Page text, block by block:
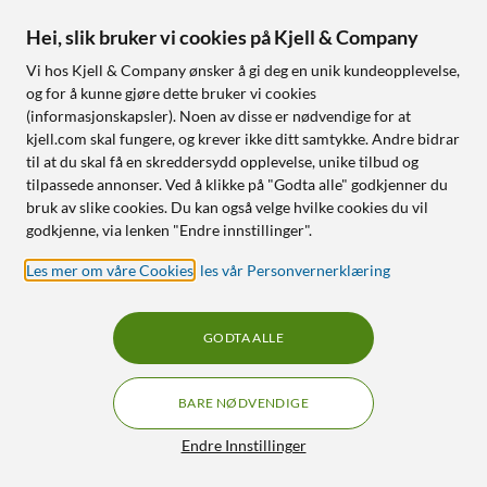
med grafikk
Temperatur og luftfuktighet
i 4 soner
Værprognose og trender
basert på lufttrykk
Nettlager: 100+ st Nettlager: 100+ st
46 33% RABATT
Rubicson
Hei, slik bruker vi cookies på Kjell & Company
Vi hos Kjell & Company ønsker å gi deg en unik kundeopplevelse,
og for å kunne gjøre dette bruker vi cookies
(informasjonskapsler). Noen av disse er nødvendige for at
kjell.com skal fungere, og krever ikke ditt samtykke. Andre bidrar
til at du skal få en skreddersydd opplevelse, unike tilbud og
tilpassede annonser. Ved å klikke på "Godta alle" godkjenner du
bruk av slike cookies. Du kan også velge hvilke cookies du vil
godkjenne, via lenken "Endre innstillinger".
Les mer om våre Cookies les vår Personvernerklæring
Endre Innstillinger
BARE NØDVENDIGE
GODTA ALLE